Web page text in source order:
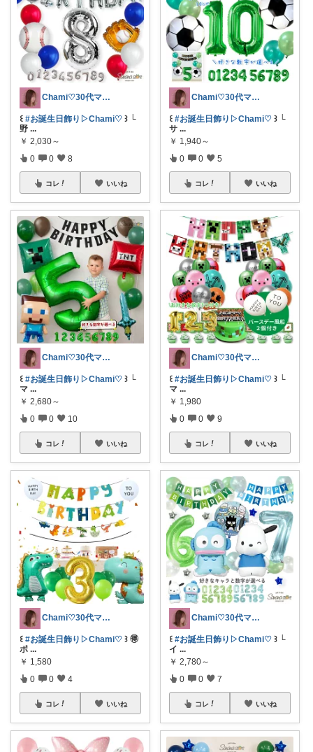
Chami♡30代ママの推しアイテム
꒰ #お誕生日飾り▷Chami♡ ꒱ └
野 ...
￥ 2,030～
0 0 8
コレ いいね
Chami♡30代ママの推しアイテム
꒰ #お誕生日飾り▷Chami♡ ꒱ └
マ ...
￥ 2,680～
0 0 10
コレ いいね
Chami♡30代ママの推しアイテム
꒰ #お誕生日飾り▷Chami♡ ꒱ 🉐
ポ ...
￥ 1,580
0 0 4
コレ いいね
Chami♡30代ママの推しアイテム
꒰ #お誕生日飾り▷Chami♡ ꒱ └
サ ...
￥ 1,940～
0 0 5
コレ いいね
Chami♡30代ママの推しアイテム
꒰ #お誕生日飾り▷Chami♡ ꒱ └
マ ...
￥ 1,980
0 0 9
コレ いいね
Chami♡30代ママの推しアイテム
꒰ #お誕生日飾り▷Chami♡ ꒱ └
イ ...
￥ 2,780～
0 0 7
コレ いいね